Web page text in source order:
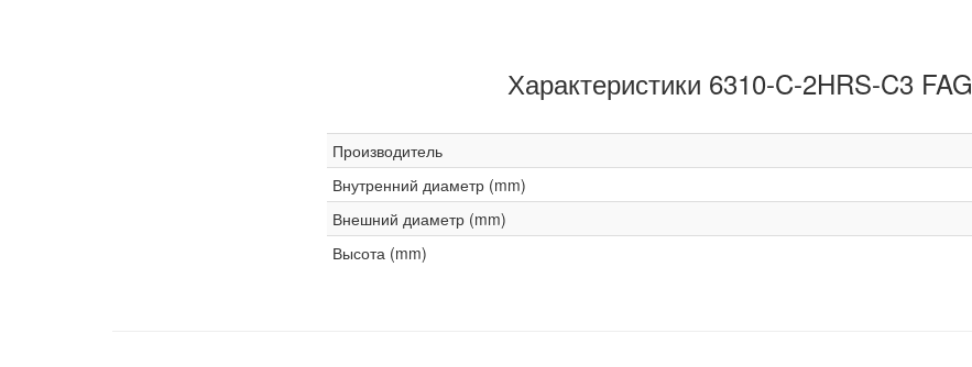
Характеристики 6310-C-2HRS-C3 FAG
Производитель
Внутренний диаметр (mm)
Внешний диаметр (mm)
Высота (mm)